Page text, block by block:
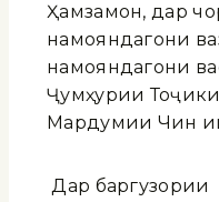
Ҳамзамон, дар
намояндагони
намояндагони
Ҷумҳурии
Мардумии Чин
Дар